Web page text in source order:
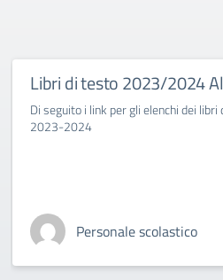
Libri di testo 2023/2024
Di seguito i link per gli elenchi dei
2023-2024
Personale scolastico